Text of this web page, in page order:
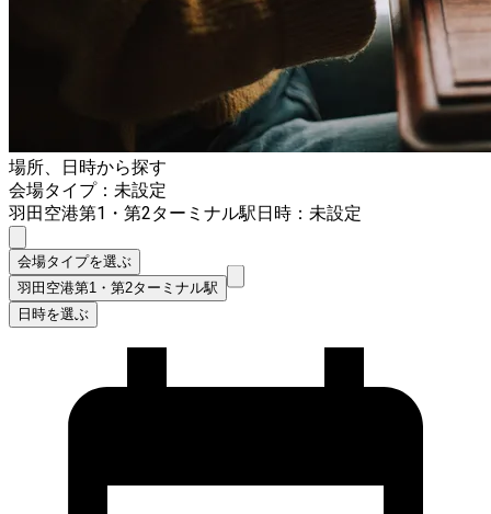
場所、日時から探す
会場タイプ：未設定
羽田空港第1・第2ターミナル駅日時：未設定
会場タイプを選ぶ
羽田空港第1・第2ターミナル駅
日時を選ぶ